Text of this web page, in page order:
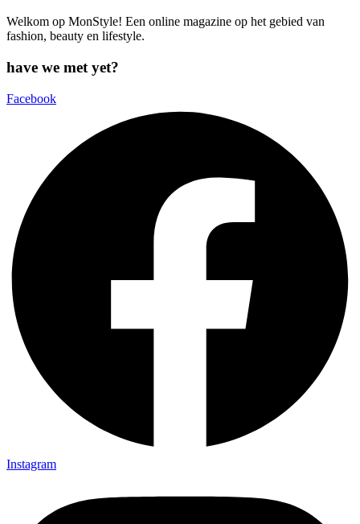
Welkom op MonStyle! Een online magazine op het gebied van
fashion, beauty en lifestyle.
have we met yet?
Facebook
Instagram